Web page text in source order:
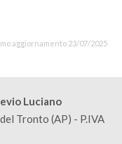
aggiornamento 23/07/2025
Luciano
Tronto (AP) - P.IVA